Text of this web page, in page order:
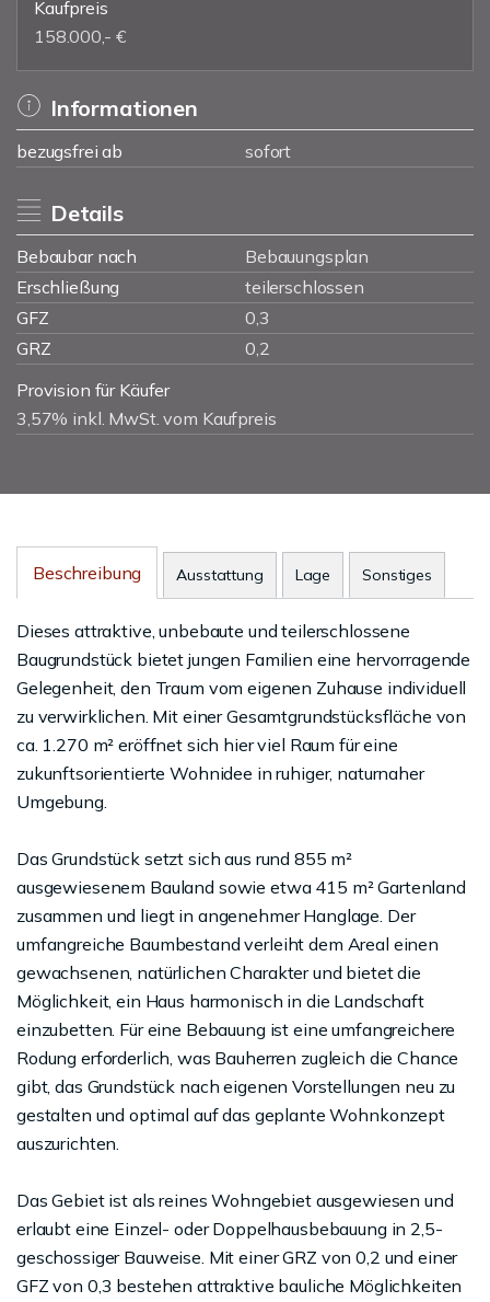
Kaufpreis
158.000,- €
Informationen
bezugsfrei ab sofort
Details
Bebaubar nach
Bebauungsplan
Erschließung
teilerschlossen
GFZ
0,3
GRZ
0,2
Provision für Käufer
3,57% inkl. MwSt. vom Kaufpreis
Beschreibung Ausstattung Lage Sonstiges
Dieses attraktive, unbebaute und teilerschlossene
Baugrundstück bietet jungen Familien eine hervorragende
Gelegenheit, den Traum vom eigenen Zuhause individuell
zu verwirklichen. Mit einer Gesamtgrundstücksfläche von
ca. 1.270 m² eröffnet sich hier viel Raum für eine
zukunftsorientierte Wohnidee in ruhiger, naturnaher
Umgebung.
Das Grundstück setzt sich aus rund 855 m²
ausgewiesenem Bauland sowie etwa 415 m² Gartenland
zusammen und liegt in angenehmer Hanglage. Der
umfangreiche Baumbestand verleiht dem Areal einen
gewachsenen, natürlichen Charakter und bietet die
Möglichkeit, ein Haus harmonisch in die Landschaft
einzubetten. Für eine Bebauung ist eine umfangreichere
Rodung erforderlich, was Bauherren zugleich die Chance
gibt, das Grundstück nach eigenen Vorstellungen neu zu
gestalten und optimal auf das geplante Wohnkonzept
auszurichten.
Das Gebiet ist als reines Wohngebiet ausgewiesen und
erlaubt eine Einzel- oder Doppelhausbebauung in 2,5-
geschossiger Bauweise. Mit einer GRZ von 0,2 und einer
GFZ von 0,3 bestehen attraktive bauliche Möglichkeiten